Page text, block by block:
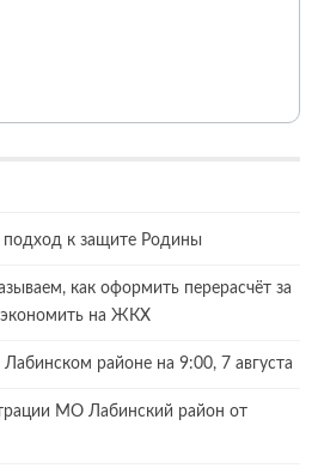
к защите Родины
как оформить перерасчёт за
на ЖКХ
районе на 9:00, 7 августа
МО Лабинский район от